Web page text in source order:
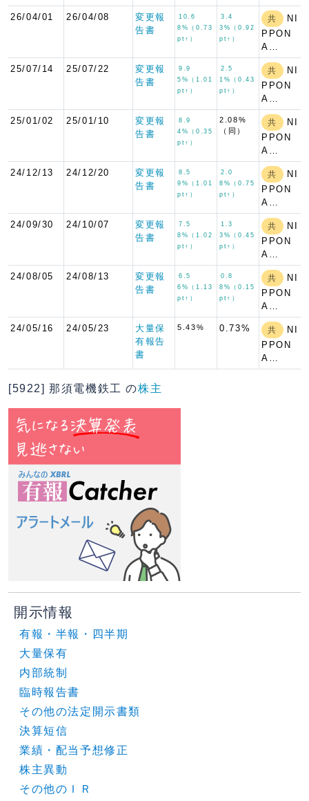
26/04/01 26/04/08
変更報
告書
10.6
8%（0.73
pt↑）
3.4
3%（0.92
pt↑）
共
NI
PPON
A…
25/07/14 25/07/22
変更報
告書
9.9
5%（1.01
pt↑）
2.5
1%（0.43
pt↑）
共
NI
PPON
A…
25/01/02 25/01/10
変更報
告書
8.9
4%（0.35
pt↑）
2.08%
（同）
共
NI
PPON
A…
24/12/13 24/12/20
変更報
告書
8.5
9%（1.01
pt↑）
2.0
8%（0.75
pt↑）
共
NI
PPON
A…
24/09/30 24/10/07
変更報
告書
7.5
8%（1.02
pt↑）
1.3
3%（0.45
pt↑）
共
NI
PPON
A…
24/08/05 24/08/13
変更報
告書
6.5
6%（1.13
pt↑）
0.8
8%（0.15
pt↑）
共
NI
PPON
A…
24/05/16 24/05/23
大量保
有報告
書
5.43% 0.73% 共
NI
PPON
A…
[5922] 那須電機鉄工 の株主
開示情報
有報・半報・四半期
大量保有
内部統制
臨時報告書
その他の法定開示書類
決算短信
業績・配当予想修正
株主異動
その他のＩＲ